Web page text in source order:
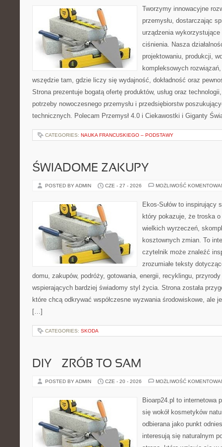
Tworzymy innowacyjne
przemysłu, dostarczając
urządzenia
ciśnienia. Nasza
projektowaniu, produkcji,
kompleksowych
wszędzie tam, gdzie liczy się wydajność, dokładność oraz
Strona prezentuje bogatą ofertę produktów, usług oraz
potrzeby nowoczesnego przemysłu i przedsiębiorstw
technicznych. Polecam Przemysł 4.0 i Ciekawostki i Giganty
CATEGORIES: NAUKA FRANCUSKIEGO – PODSTAWY
ŚWIADOME ZAKUPY
POSTED BY ADMIN CZE - 27 - 2026 MOŻLIWOŚĆ
Ekos-Sułów to inspirujący
który pokazuje, że troska
wielkich wyrzeczeń,
kosztownych zmian. To
czytelnik może znaleźć
zrozumiałe teksty
domu, zakupów, podróży, gotowania, energii, recyklingu,
wspierających bardziej świadomy styl życia. Strona została
które chcą odkrywać współczesne wyzwania środowiskowe, ale
[…]
CATEGORIES: SKODA
DIY – ZRÓB TO SAM
POSTED BY ADMIN CZE - 20 - 2026 MOŻLIWOŚĆ
Bioarp24.pl to internetowa
się wokół kosmetyków
odbierana jako punkt
interesują się naturalnym